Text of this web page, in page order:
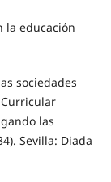
la educación
sociedades
Curricular
las
Sevilla: Diada